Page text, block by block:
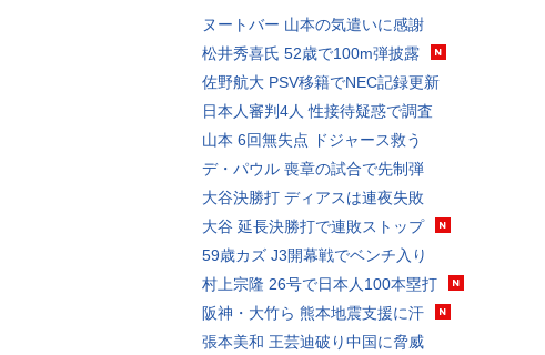
ヌートバー 山本の気遣いに感謝
松井秀喜氏 52歳で100m弾披露
佐野航大 PSV移籍でNEC記録更新
日本人審判4人 性接待疑惑で調査
山本 6回無失点 ドジャース救う
デ・パウル 喪章の試合で先制弾
大谷決勝打 ディアスは連夜失敗
大谷 延長決勝打で連敗ストップ
59歳カズ J3開幕戦でベンチ入り
村上宗隆 26号で日本人100本塁打
阪神・大竹ら 熊本地震支援に汗
張本美和 王芸迪破り中国に脅威